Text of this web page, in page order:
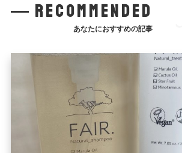
recommended
あなたにおすすめの記事